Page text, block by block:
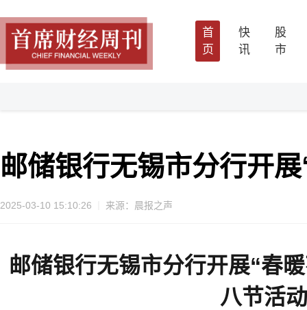
首
页
快
讯
股
市
邮储银行无锡市分行开
2025-03-10 15:10:26 来源：晨报之声
邮储银行无锡市分行开展“春
八节活动